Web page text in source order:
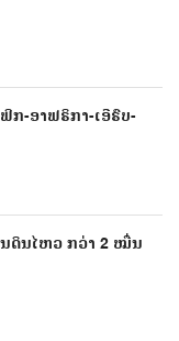
ກ-ອາຟຣິກາ-ເອີຣົບ-
ນດິນໄຫວ ກວ່າ 2 ໝື່ນ